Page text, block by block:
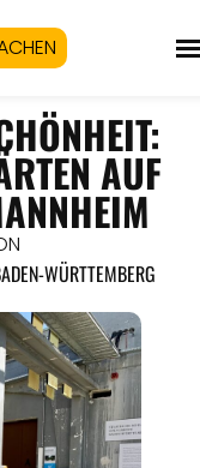
AUF
WÜRTTEMBERG